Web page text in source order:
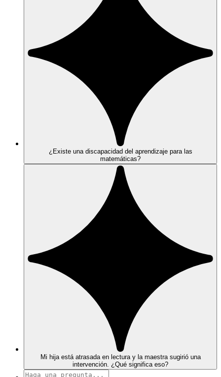
¿Existe una discapacidad del aprendizaje para las
matemáticas?
Mi hija está atrasada en lectura y la maestra sugirió una
intervención. ¿Qué significa eso?